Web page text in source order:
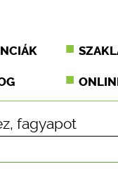
, fagyapot